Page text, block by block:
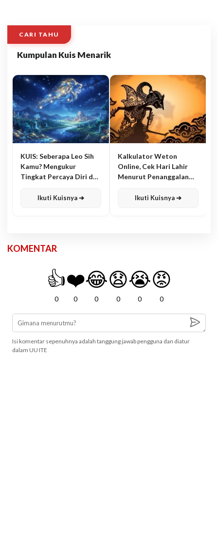
CARI TAHU
Kumpulan Kuis Menarik
KUIS: Seberapa Leo Sih
Kamu? Mengukur
Tingkat Percaya Diri dan
Ikuti Kuisnya ➔
Kalkulator Weton
Online, Cek Hari Lahir
Menurut Penanggalan
Ikuti Kuisnya ➔
KOMENTAR
👍
0
❤️
0
😂
0
😧
0
😭
0
😡
0
Isi komentar sepenuhnya adalah tanggung jawab pengguna dan diatur
dalam UU ITE